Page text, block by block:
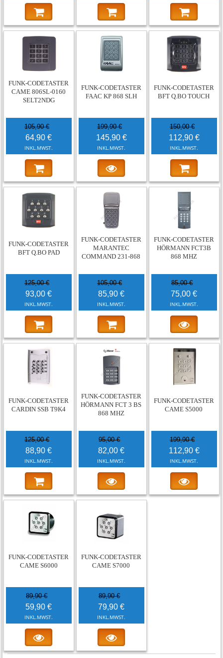
FUNK-CODETASTER
CAME 806SL-0160
SELT2NDG
105,90 €
64,90 €
INKL.MWST.
FUNK-CODETASTER
FAAC KP 868 SLH
199,90 €
145,90 €
INKL.MWST.
FUNK-CODETASTER
BFT Q.BO TOUCH
150,00 €
112,90 €
INKL.MWST.
FUNK-CODETASTER
BFT Q.BO PAD
125,00 €
93,00 €
INKL.MWST.
FUNK-CODETASTER
MARANTEC
COMMAND 231-868
105,00 €
85,90 €
INKL.MWST.
FUNK-CODETASTER
HÖRMANN FCT3B
868 MHZ
85,00 €
75,00 €
INKL.MWST.
FUNK-CODETASTER
CARDIN SSB T9K4
125,00 €
88,90 €
INKL.MWST.
FUNK-CODETASTER
HÖRMANN FCT 3 BS
868 MHZ
95,00 €
82,00 €
INKL.MWST.
FUNK-CODETASTER
CAME S5000
199,90 €
112,90 €
INKL.MWST.
FUNK-CODETASTER
CAME S6000
89,90 €
59,90 €
INKL.MWST.
FUNK-CODETASTER
CAME S7000
89,90 €
79,90 €
INKL.MWST.